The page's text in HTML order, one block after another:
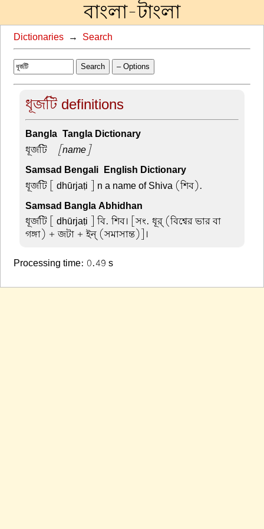
বাংলা-টাংলা
Dictionaries → Search
Search – Options
ধূর্জটি definitions
Bangla-Tangla Dictionary
ধূর্জটি – [name]
Samsad Bengali-English Dictionary
ধূর্জটি [ dhūrjaṭi ] n a name of Shiva (শিব).
Samsad Bangla Abhidhan
ধূর্জটি [ dhūrjaṭi ] বি. শিব। [সং. ধূর্ (বিশ্বের ভার বা
গঙ্গা) + জটা + ইন্ (সমাসান্ত)]।
Processing time: 0.49 s